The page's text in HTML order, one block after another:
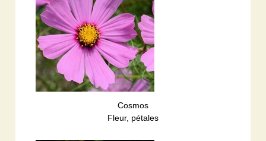
Cosmos
Fleur, pétales